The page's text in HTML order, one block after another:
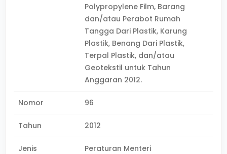
Polypropylene Film, Barang
dan/atau Perabot Rumah
Tangga Dari Plastik, Karung
Plastik, Benang Dari Plastik,
Terpal Plastik, dan/atau
Geotekstil untuk Tahun
Anggaran 2012.
Nomor 96
Tahun 2012
Jenis
Peraturan Menteri